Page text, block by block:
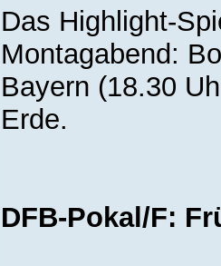
Das Highlight-
Montagabend:
Bayern (18.30
Erde.
DFB-Pokal/F: